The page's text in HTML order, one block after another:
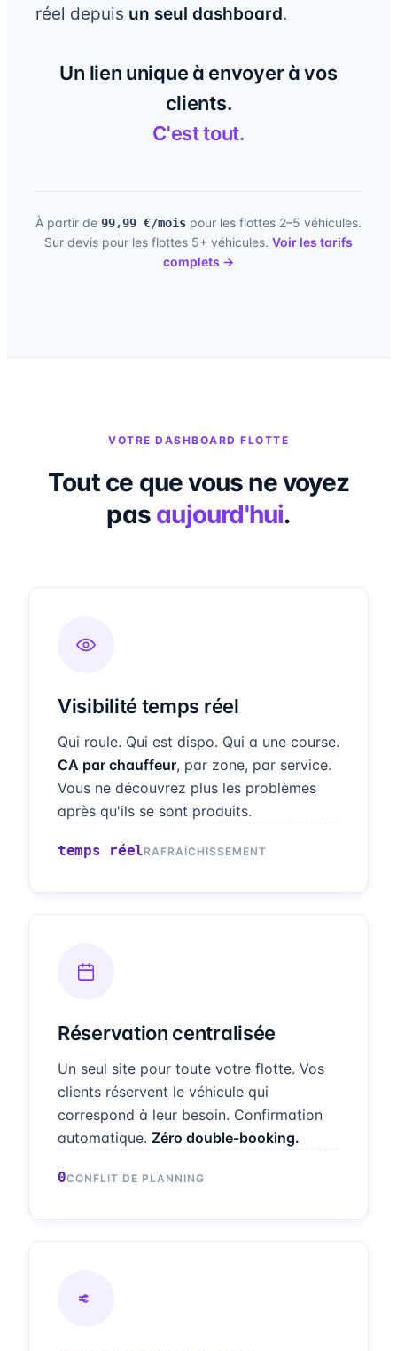
réel depuis un seul dashboard.
Un lien unique à envoyer à vos
clients.
C'est tout.
À partir de 99,99 €/mois pour les flottes 2–5 véhicules.
Sur devis pour les flottes 5+ véhicules. Voir les tarifs
complets →
VOTRE DASHBOARD FLOTTE
Tout ce que vous ne voyez
pas aujourd'hui.
Visibilité temps réel
Qui roule. Qui est dispo. Qui a une course.
CA par chauffeur, par zone, par service.
Vous ne découvrez plus les problèmes
après qu'ils se sont produits.
temps réelRAFRAÎCHISSEMENT
Réservation centralisée
Un seul site pour toute votre flotte. Vos
clients réservent le véhicule qui
correspond à leur besoin. Confirmation
automatique. Zéro double-booking.
0CONFLIT DE PLANNING